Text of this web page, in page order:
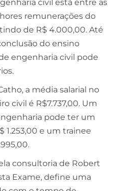
civil está entre as
remunerações do
de R$ 4.000,00. Até
do ensino
engenharia civil pode
a média salarial no
civil é R$7.737,00. Um
pode ter um
1.253,00 e um trainee
consultoria de Robert
Exame, define uma